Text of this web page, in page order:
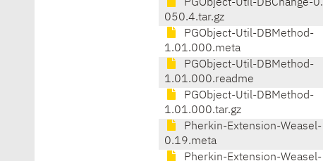
PGObject-Util-DBChange-0.
050.4.tar.gz
PGObject-Util-DBMethod-
1.01.000.meta
PGObject-Util-DBMethod-
1.01.000.readme
PGObject-Util-DBMethod-
1.01.000.tar.gz
Pherkin-Extension-Weasel-
0.19.meta
Pherkin-Extension-Weasel-